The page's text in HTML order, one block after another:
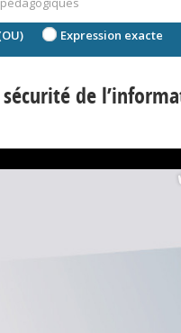
Expression exacte
de